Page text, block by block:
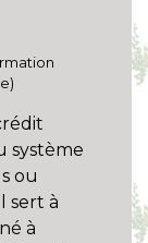
système
ou
sert à
à